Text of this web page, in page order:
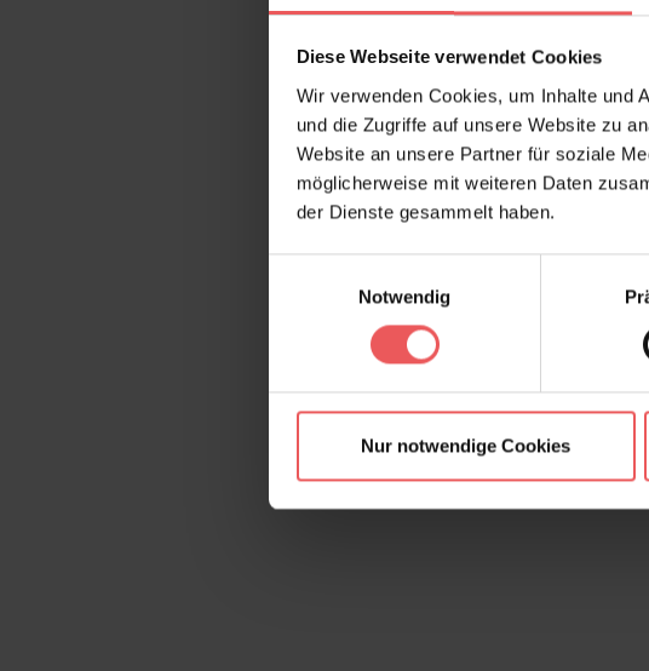
Diese Webseite verwendet Cookies
Wir verwenden Cookies, um Inhalte und
und die Zugriffe auf unsere Website zu
Website an unsere Partner für soziale
möglicherweise mit weiteren Daten
der Dienste gesammelt haben.
Notwendig
Nur notwendige Cookies